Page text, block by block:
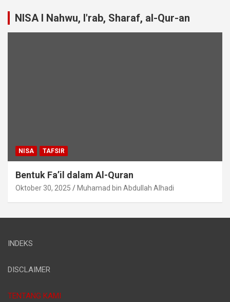
NISA I Nahwu, I'rab, Sharaf, al-Qur-an
NISA TAFSIR
Bentuk Fa’il dalam Al-Quran
Oktober 30, 2025 Muhamad bin Abdullah Alhadi
INDEKS
DISCLAIMER
TENTANG KAMI